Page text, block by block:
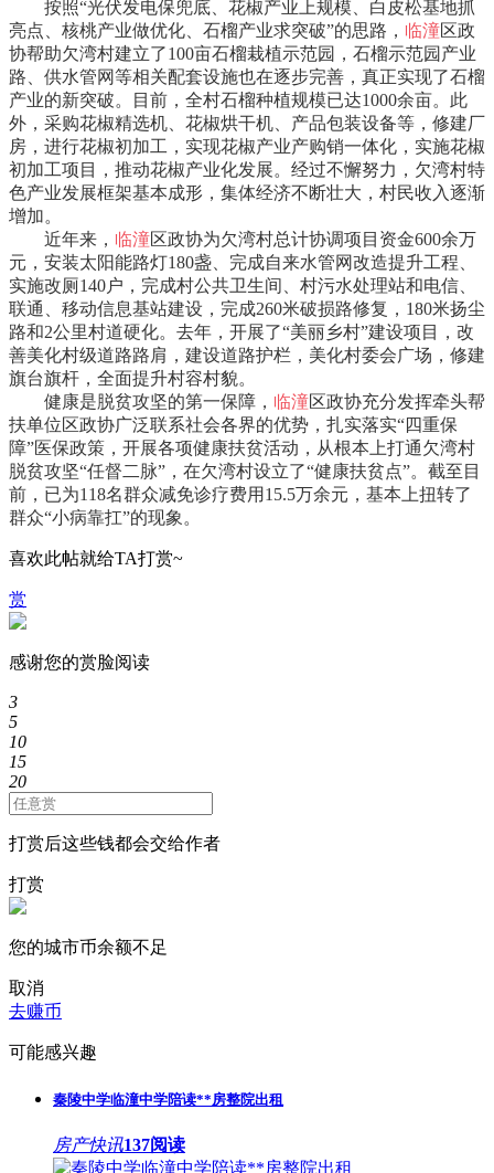
按照“光伏发电保兜底、花椒产业上规模、白皮松基地抓
亮点、核桃产业做优化、石榴产业求突破”的思路， 临潼区政
协帮助欠湾村建立了100亩石榴栽植示范园，石榴示范园产业
路、供水管网等相关配套设施也在逐步完善，真正实现了石榴
产业的新突破。目前，全村石榴种植规模已达1000余亩。此
外，采购花椒精选机、花椒烘干机、产品包装设备等，修建厂
房，进行花椒初加工，实现花椒产业产购销一体化，实施花椒
初加工项目，推动花椒产业化发展。经过不懈努力，欠湾村特
色产业发展框架基本成形，集体经济不断壮大，村民收入逐渐
增加。
近年来， 临潼区政协为欠湾村总计协调项目资金600余万
元，安装太阳能路灯180盏、完成自来水管网改造提升工程、
实施改厕140户，完成村公共卫生间、村污水处理站和电信、
联通、移动信息基站建设，完成260米破损路修复，180米扬尘
路和2公里村道硬化。去年，开展了“美丽乡村”建设项目，改
善美化村级道路路肩，建设道路护栏，美化村委会广场，修建
旗台旗杆，全面提升村容村貌。
健康是脱贫攻坚的第一保障， 临潼区政协充分发挥牵头帮
扶单位区政协广泛联系社会各界的优势，扎实落实“四重保
障”医保政策，开展各项健康扶贫活动，从根本上打通欠湾村
脱贫攻坚“任督二脉”，在欠湾村设立了“健康扶贫点”。截至目
前，已为118名群众减免诊疗费用15.5万余元，基本上扭转了
群众“小病靠扛”的现象。
喜欢此帖就给TA打赏~
赏
感谢您的赏脸阅读
3
5
10
15
20
打赏后这些钱都会交给作者
打赏
您的城市币余额不足
取消
去赚币
可能感兴趣
秦陵中学临潼中学陪读**房整院出租
房产快讯137阅读